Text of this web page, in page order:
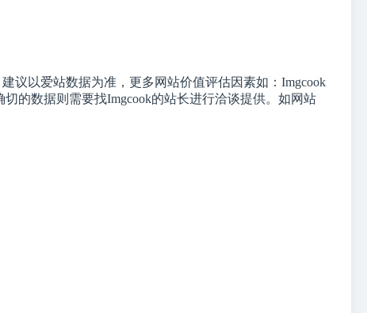
议以爱站数据为准，更多网站价值评估因素如：Imgcook
的数据则需要找Imgcook的站长进行洽谈提供。如网站